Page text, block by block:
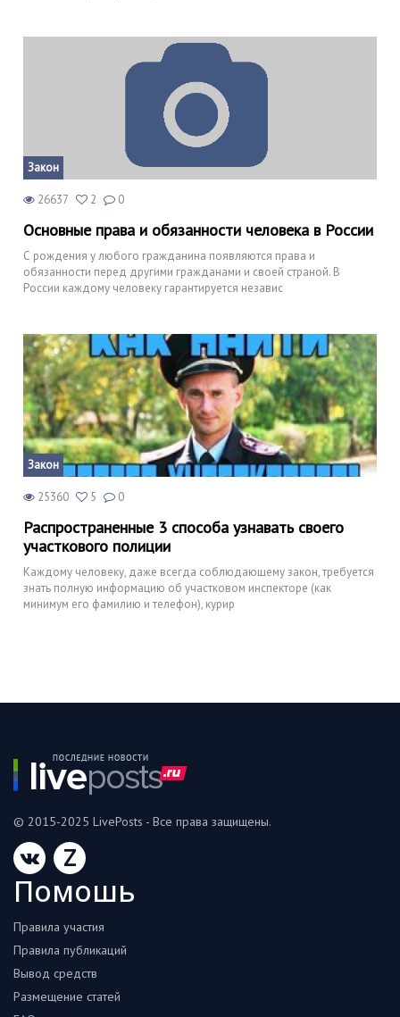
Закон
26637 2 0
Основные права и обязанности человека в России
С рождения у любого гражданина появляются права и
обязанности перед другими гражданами и своей страной. В
России каждому человеку гарантируется независ
Закон
25360 5 0
Распространенные 3 способа узнавать своего
участкового полиции
Каждому человеку, даже всегда соблюдающему закон, требуется
знать полную информацию об участковом инспекторе (как
минимум его фамилию и телефон), курир
© 2015-2025 LivePosts - Все права защищены.
Z
Помошь
Правила участия
Правила публикаций
Вывод средств
Размещение статей